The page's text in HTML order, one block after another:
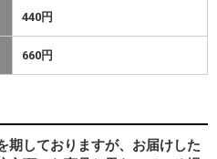
440円
660円
期しておりますが、お届けした